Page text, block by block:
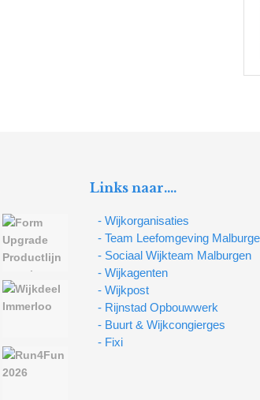
Links naar….
- Wijkorganisaties
- Team Leefomgeving
- Sociaal Wijkteam Malburgen
- Wijkagenten
- Wijkpost
- Rijnstad Opbouwwerk
- Buurt & Wijkcongierges
- Fixi